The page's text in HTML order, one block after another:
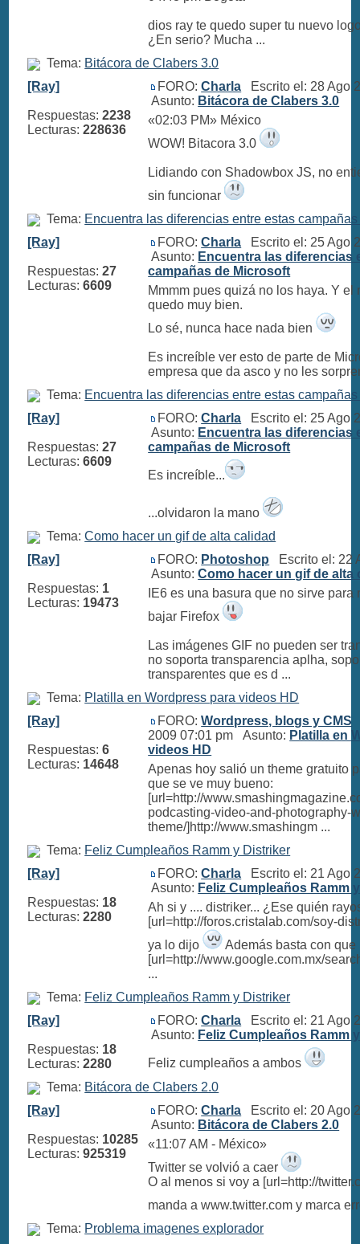
dios ray te quedo super tu nuevo
¿En serio? Mucha ...
Tema: Bitácora de Clabers 3.0
[Ray]
Respuestas:2238
Lecturas:228636
FORO:Charla Escrito el: 28 Ago
Asunto: Bitácora de Clabers 3.0
«02:03 PM» México
WOW! Bitacora 3.0
Lidiando con Shadowbox JS, no
sin funcionar
Tema: Encuentra las diferencias entre estas
[Ray]
Respuestas:27
Lecturas:6609
FORO:Charla Escrito el: 25 Ago
Asunto: Encuentra las diferencias
campañas de Microsoft
Mmmm pues quizá no los haya. Y el
quedo muy bien.
Lo sé, nunca hace nada bien
Es increíble ver esto de parte de
empresa que da asco y no les
Tema: Encuentra las diferencias entre estas
[Ray]
Respuestas:27
Lecturas:6609
FORO:Charla Escrito el: 25 Ago
Asunto: Encuentra las diferencias
campañas de Microsoft
Es increíble...
...olvidaron la mano
Tema:Como hacer un gif de alta calidad
[Ray]
Respuestas: 1
Lecturas: 19473
FORO: Photoshop Escrito el: 22
Asunto:Como hacer un gif de alta
IE6 es una basura que no sirve para
bajar Firefox
Las imágenes GIF no pueden ser
no soporta transparencia aplha,
transparentes que es d ...
Tema: Platilla en Wordpress para videos HD
[Ray]
Respuestas:6
Lecturas: 14648
FORO:Wordpress, blogs y CMS
2009 07:01 pm Asunto: Platilla en
videos HD
Apenas hoy salió un theme gratuito
que se ve muy bueno:
[url=http://
podcasting-video-and-photography-
theme/]http://www.smashingm ...
Tema: Feliz Cumpleaños Ramm y Distriker
[Ray]
Respuestas: 18
Lecturas:2280
FORO:Charla Escrito el: 21 Ago
Asunto: Feliz Cumpleaños Ramm
Ah si y .... distriker... ¿Ese quién
[url=http://foros.cristalab.com/soy-
ya lo dijo
Además basta con que
[url=http://www.google.com.mx/
...
Tema: Feliz Cumpleaños Ramm y Distriker
[Ray]
Respuestas: 18
Lecturas:2280
FORO:Charla Escrito el: 21 Ago
Asunto: Feliz Cumpleaños Ramm
Feliz cumpleaños a ambos
Tema: Bitácora de Clabers 2.0
[Ray]
Respuestas: 10285
Lecturas:925319
FORO:Charla Escrito el: 20 Ago
Asunto: Bitácora de Clabers 2.0
«11:07 AM - México»
Twitter se volvió a caer
O al menos si voy a [url=http://
manda a www.twitter.com y marca
Tema: Problema imagenes explorador